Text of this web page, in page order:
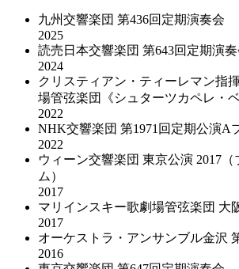
九州交響楽団 第436回定期演奏会
2025
読売日本交響楽団 第643回定期演
2024
クリスティアン・ティーレマン指
場管弦楽団《シュターツカペレ・
2022
NHK交響楽団 第1971回定期公演A
2022
ウィーン交響楽団 東京公演 2017
ム）
2017
マリインスキー歌劇場管弦楽団 大
2017
オーケストラ・アンサンブル金沢
2016